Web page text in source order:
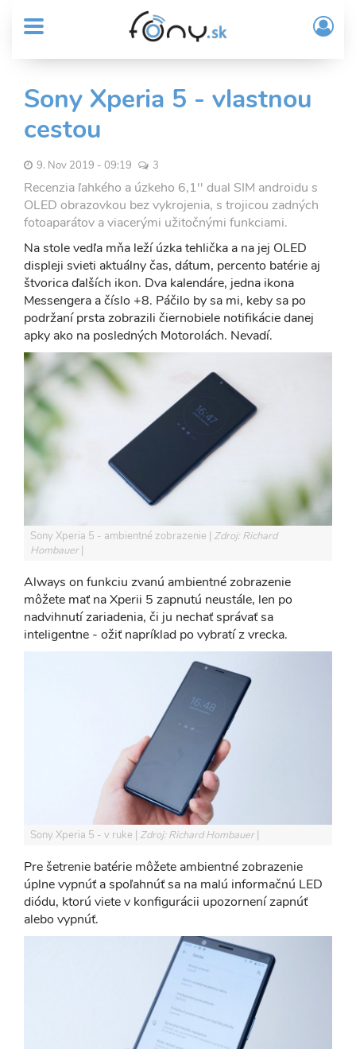
obsah
MENU
Sub
Header
menu
User
account
menu
/
Sony Xperia 5 - vlastnou
cestou
9. Nov 2019 - 09:19 3
Recenzia ľahkého a úzkeho 6,1'' dual SIM androidu s
OLED obrazovkou bez vykrojenia, s trojicou zadných
fotoaparátov a viacerými užitočnými funkciami.
Na stole vedľa mňa leží úzka tehlička a na jej OLED
displeji svieti aktuálny čas, dátum, percento batérie aj
štvorica ďalších ikon. Dva kalendáre, jedna ikona
Messengera a číslo +8. Páčilo by sa mi, keby sa po
podržaní prsta zobrazili čiernobiele notifikácie danej
apky ako na posledných Motorolách. Nevadí.
Sony Xperia 5 - ambientné zobrazenie
Zdroj: Richard
Hombauer
Always on funkciu zvanú ambientné zobrazenie
môžete mať na Xperii 5 zapnutú neustále, len po
nadvihnutí zariadenia, či ju nechať správať sa
inteligentne - ožiť napríklad po vybratí z vrecka.
Sony Xperia 5 - v ruke Zdroj: Richard Hombauer
Pre šetrenie batérie môžete ambientné zobrazenie
úplne vypnúť a spoľahnúť sa na malú informačnú LED
diódu, ktorú viete v konfigurácii upozornení zapnúť
alebo vypnúť.